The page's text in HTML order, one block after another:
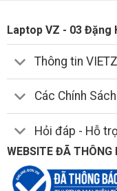
Laptop VZ - 03 Đặng
Thông tin
Các Chính Sách
Hỏi đáp - Hỗ
WEBSITE ĐÃ THÔNG